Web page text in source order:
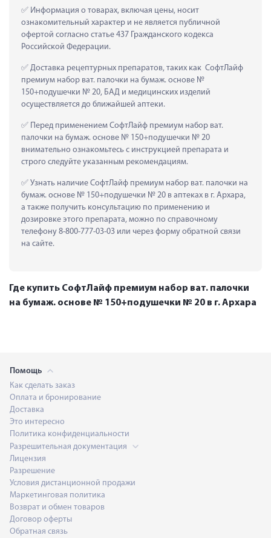
Информация о товарах, включая цены, носит
ознакомительный характер и не является публичной
офертой согласно статье 437 Гражданского кодекса
Российской Федерации.
Доставка рецептурных препаратов, таких как  СофтЛайф
премиум набор ват. палочки на бумаж. основе №
150+подушечки № 20, БАД и медицинских изделий
осуществляется до ближайшей аптеки.
Перед применением СофтЛайф премиум набор ват.
палочки на бумаж. основе № 150+подушечки № 20
внимательно ознакомьтесь с инструкцией препарата и
строго следуйте указанным рекомендациям.
Узнать наличие СофтЛайф премиум набор ват. палочки на
бумаж. основе № 150+подушечки № 20 в аптеках в г. Архара,
а также получить консультацию по применению и
дозировке этого препарата, можно по справочному
телефону 8-800-777-03-03 или через форму обратной связи
на сайте.
Где купить СофтЛайф премиум набор ват. палочки
на бумаж. основе № 150+подушечки № 20 в г. Архара
Помощь
Как сделать заказ
Оплата и бронирование
Доставка
Это интересно
Политика конфиденциальности
Разрешительная документация
Лицензия
Разрешение
Условия дистанционной продажи
Маркетинговая политика
Возврат и обмен товаров
Договор оферты
Обратная связь